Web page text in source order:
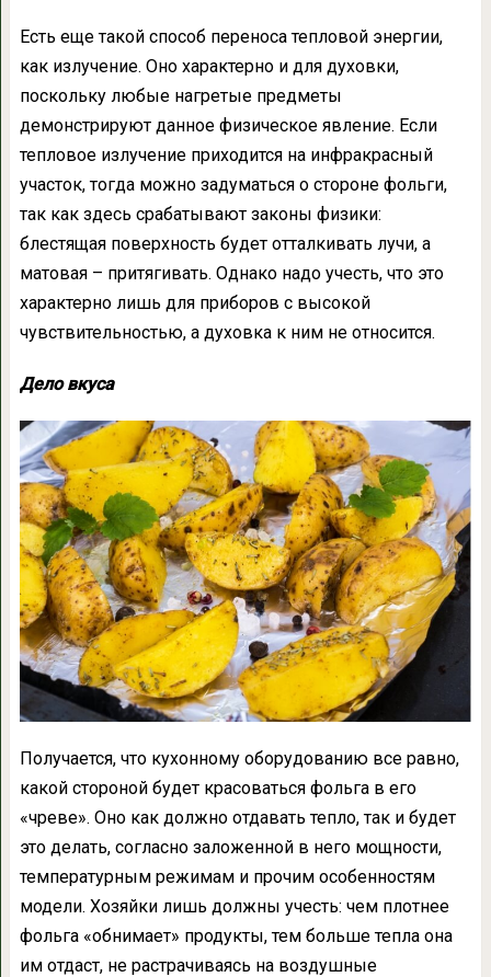
Есть еще такой способ переноса тепловой энергии,
как излучение. Оно характерно и для духовки,
поскольку любые нагретые предметы
демонстрируют данное физическое явление. Если
тепловое излучение приходится на инфракрасный
участок, тогда можно задуматься о стороне фольги,
так как здесь срабатывают законы физики:
блестящая поверхность будет отталкивать лучи, а
матовая – притягивать. Однако надо учесть, что это
характерно лишь для приборов с высокой
чувствительностью, а духовка к ним не относится.
Дело вкуса
Получается, что кухонному оборудованию все равно,
какой стороной будет красоваться фольга в его
«чреве». Оно как должно отдавать тепло, так и будет
это делать, согласно заложенной в него мощности,
температурным режимам и прочим особенностям
модели. Хозяйки лишь должны учесть: чем плотнее
фольга «обнимает» продукты, тем больше тепла она
им отдаст, не растрачиваясь на воздушные